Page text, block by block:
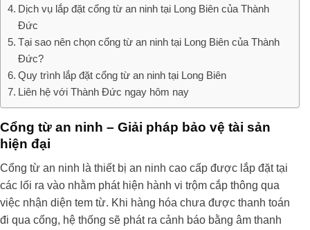
Dịch vụ lắp đặt cổng từ an ninh tại Long Biên của Thành
Đức
Tại sao nên chọn cổng từ an ninh tại Long Biên của Thành
Đức?
Quy trình lắp đặt cổng từ an ninh tại Long Biên
Liên hệ với Thành Đức ngay hôm nay
Cổng từ an ninh – Giải pháp bảo vệ tài sản
hiện đại
Cổng từ an ninh là thiết bị an ninh cao cấp được lắp đặt tại
các lối ra vào nhằm phát hiện hành vi trộm cắp thông qua
việc nhận diện tem từ. Khi hàng hóa chưa được thanh toán
đi qua cổng, hệ thống sẽ phát ra cảnh báo bằng âm thanh